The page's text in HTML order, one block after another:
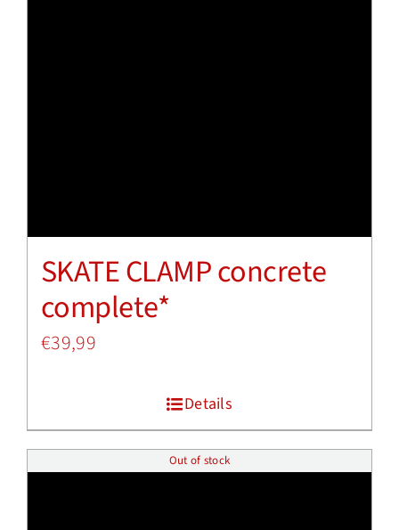
SKATE CLAMP concrete
complete*
€39,99
Details
Out of stock